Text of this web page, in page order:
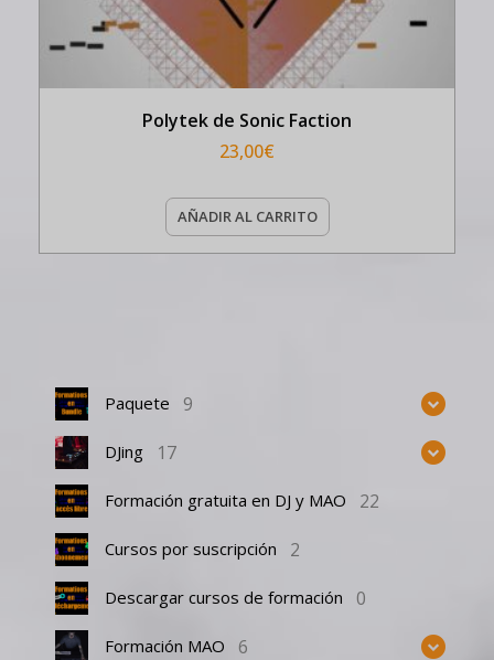
Polytek de Sonic Faction
23,00€
AÑADIR AL CARRITO
Paquete 9
DJing 17
Formación gratuita en DJ y MAO 22
Cursos por suscripción 2
Descargar cursos de formación 0
Formación MAO 6